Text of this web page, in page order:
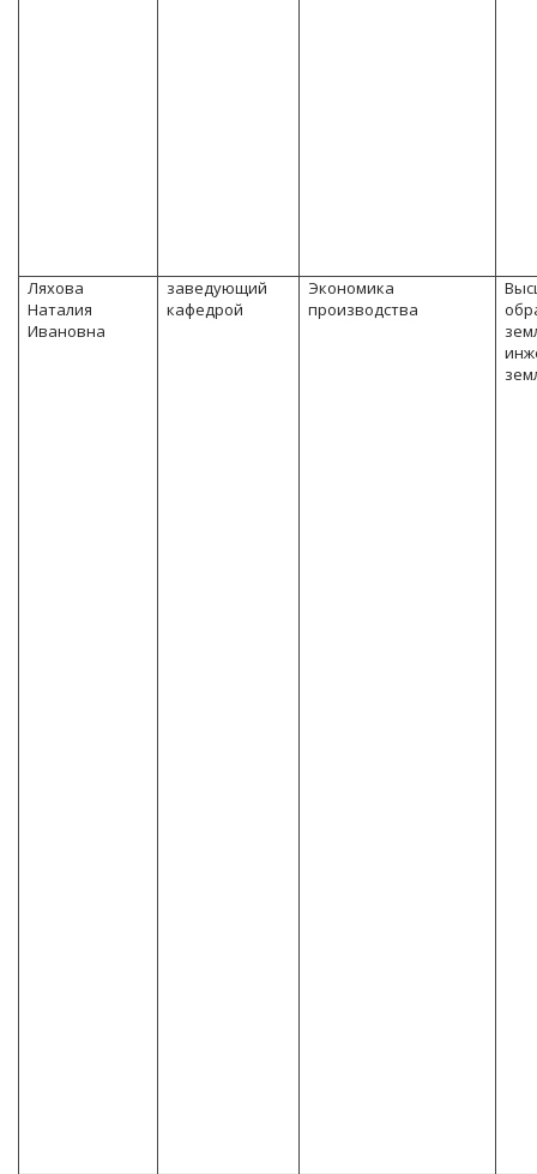
Ляхова
Наталия
Ивановна
заведующий
кафедрой
Экономика
производства